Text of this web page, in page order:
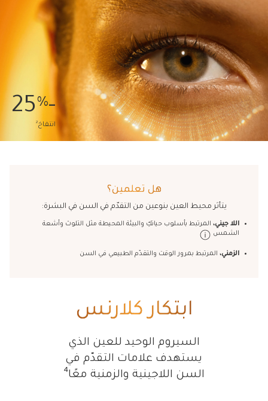
-25
%
انتفاخ2
هل تعلمين؟
يتأثر محيط العين بنوعين من التقدّم في السن في البشرة:
اللا جيني، المرتبط بأسلوب حياتكِ والبيئة المحيطة مثل التلوث وأشعة
الشمس
الزمني، المرتبط بمرور الوقت والتقدّم الطبيعي في السن
ابتكار كلارنس
السيروم الوحيد للعين الذي
يستهدف علامات التقدّم في
السن اللاجينية والزمنية معًا⁴